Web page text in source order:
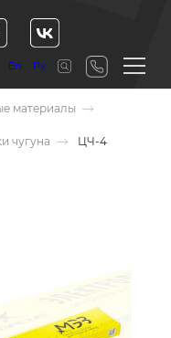
En Ру
материалы
чугуна
ЦЧ-4